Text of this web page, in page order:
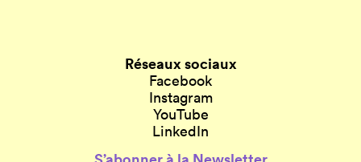
Réseaux sociaux
Facebook
Instagram
YouTube
LinkedIn